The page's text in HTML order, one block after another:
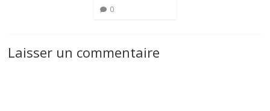
0
Laisser un commentaire